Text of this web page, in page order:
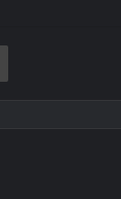
Yazdır